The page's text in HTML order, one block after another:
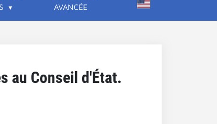
AVANCÉE
au Conseil d'État.